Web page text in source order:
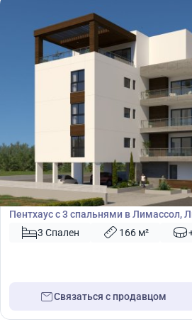
€936 000
Пентхаус
Пентхаус с 3 спальнями в Лимассол,
Кипр № 41605
3 Спален 166 м²
Связаться с продавцом